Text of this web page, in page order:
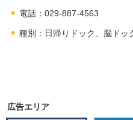
電話：029-887-4563
種別：日帰りドック、脳ドッ
広告エリア